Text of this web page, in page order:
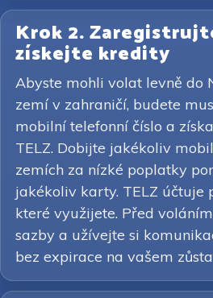
Krok 2.
získejte kredity
Abyste mohli volat levně do
zemí v zahraničí, budete
mobilní telefonní číslo a
TELZ. Dobijte jakékoliv
zemích za nízké poplatky
jakékoliv karty. TELZ účtuje
které využijete. Před
sazby a užívejte si
bez expirace na vašem